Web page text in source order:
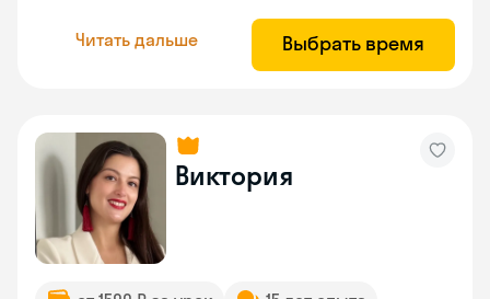
Читать дальше Выбрать время
Виктория